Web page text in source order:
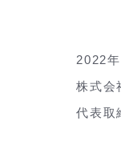
2022
株式会
代表